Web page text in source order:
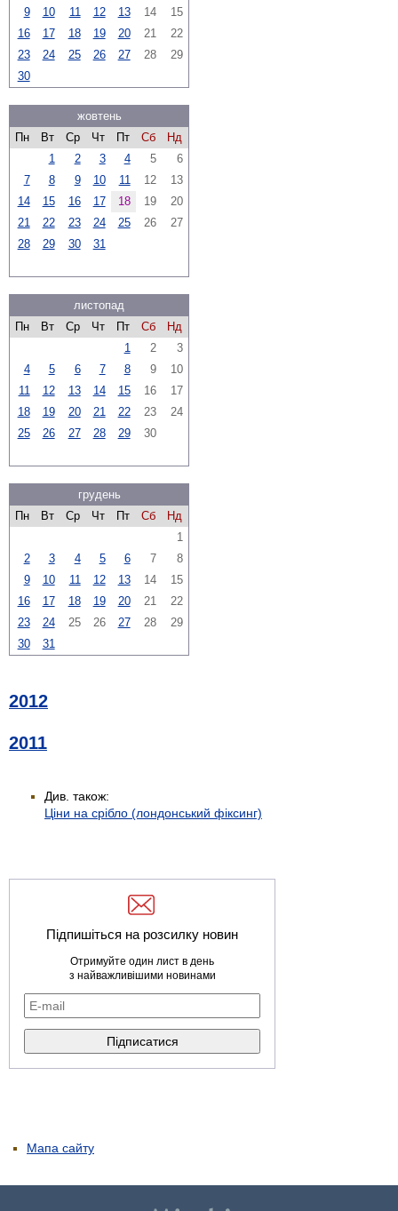
9 10 11 12 13 14
15
16
17 18 19 20 21
22
23
24 25 26 27 28
29
30
жовтень
Пн
Вт Ср Чт Пт Сб
Нд
1
2 3 4 5
6
7
8 9 10 11 12
13
14
15 16 17 18 19
20
21
22 23 24 25 26
27
28
29 30 31
листопад
Пн
Вт Ср Чт Пт Сб
Нд
1
2
3
4
5 6 7 8 9
10
11
12 13 14 15 16
17
18
19 20 21 22 23
24
25
26 27 28 29 30
грудень
Пн
Вт Ср Чт Пт Сб
Нд
1
2
3 4 5 6 7
8
9
10 11 12 13 14
15
16
17 18 19 20 21
22
23
24 25 26 27 28
29
30
31
2012
2011
Див. також:
Ціни на срібло (лондонський фіксинг)
Підпишіться на розсилку новин
Отримуйте один лист в день
з найважливішими новинами
Мапа сайту